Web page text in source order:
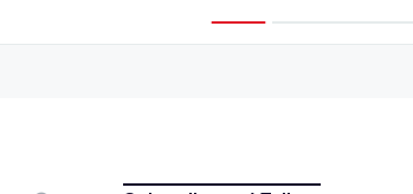
らす手段“原初の幾何学形態”を用いた
建築を考案。人間の想像の原点とな
方を目指し、複
斜に沿って重な